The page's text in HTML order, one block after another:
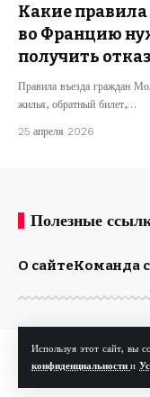
Используя этот сайт, вы
конфиденциальности и
Какие
во Францию
получить отказ
Правила въезда граждан
жилья, обратный билет,…
25 апреля 2026
Полезные
О сайтеКоманда
©